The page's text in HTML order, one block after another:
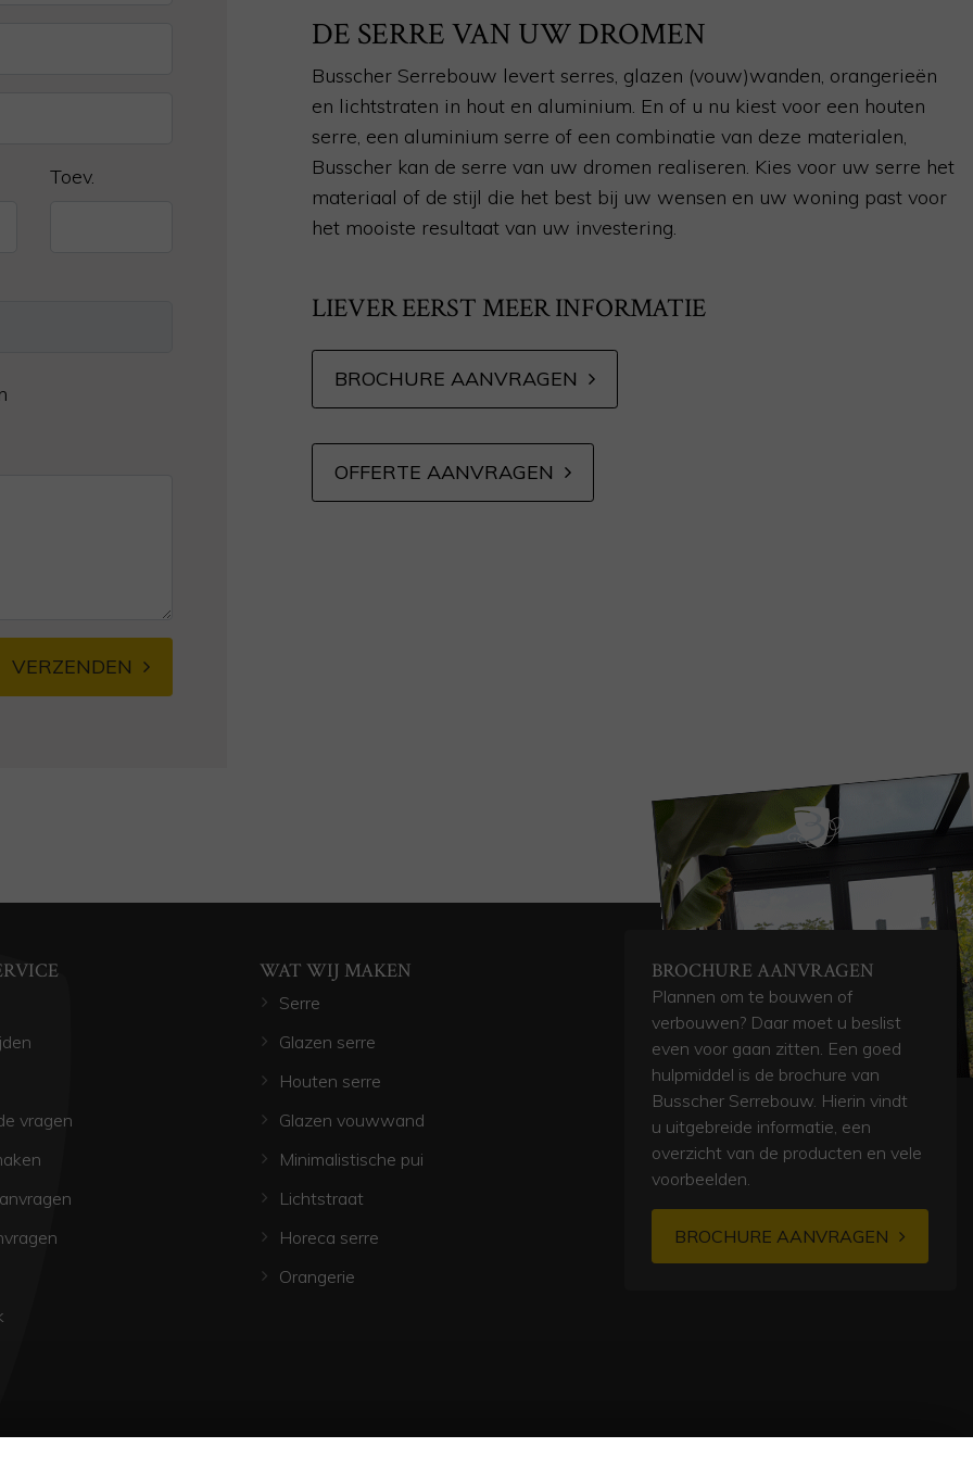
Toev.
VERZENDEN
DE SERRE VAN UW DROMEN
Busscher Serrebouw levert serres, glazen (vouw)wanden, orangerieën
en lichtstraten in hout en aluminium. En of u nu kiest voor een houten
serre, een aluminium serre of een combinatie van deze materialen,
Busscher kan de serre van uw dromen realiseren. Kies voor uw serre het
materiaal of de stijl die het best bij uw wensen en uw woning past voor
het mooiste resultaat van uw investering.
LIEVER EERST MEER INFORMATIE
BROCHURE AANVRAGEN
OFFERTE AANVRAGEN
vragen
WAT WIJ MAKEN
Serre
Glazen serre
Houten serre
Glazen vouwwand
Minimalistische pui
Lichtstraat
Horeca serre
Orangerie
BROCHURE AANVRAGEN
Plannen om te bouwen of
verbouwen? Daar moet u beslist
even voor gaan zitten. Een goed
hulpmiddel is de brochure van
Busscher Serrebouw. Hierin vindt
u uitgebreide informatie, een
overzicht van de producten en vele
voorbeelden.
BROCHURE AANVRAGEN